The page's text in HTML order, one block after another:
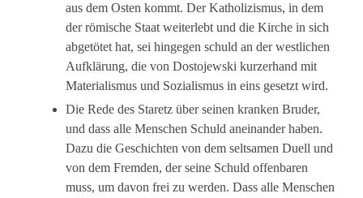
aus dem Osten kommt. Der Katholizismus, in dem
der römische Staat weiterlebt und die Kirche in sich
abgetötet hat, sei hingegen schuld an der westlichen
Aufklärung, die von Dostojewski kurzerhand mit
Materialismus und Sozialismus in eins gesetzt wird.
Die Rede des Staretz über seinen kranken Bruder,
und dass alle Menschen Schuld aneinander haben.
Dazu die Geschichten von dem seltsamen Duell und
von dem Fremden, der seine Schuld offenbaren
muss, um davon frei zu werden. Dass alle Menschen